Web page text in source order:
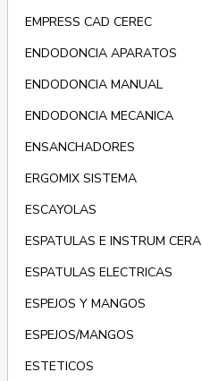
EMPRESS CAD CEREC
ENDODONCIA APARATOS
ENDODONCIA MANUAL
ENDODONCIA MECANICA
ENSANCHADORES
ERGOMIX SISTEMA
ESCAYOLAS
ESPATULAS E INSTRUM CERA
ESPATULAS ELECTRICAS
ESPEJOS Y MANGOS
ESPEJOS/MANGOS
ESTETICOS